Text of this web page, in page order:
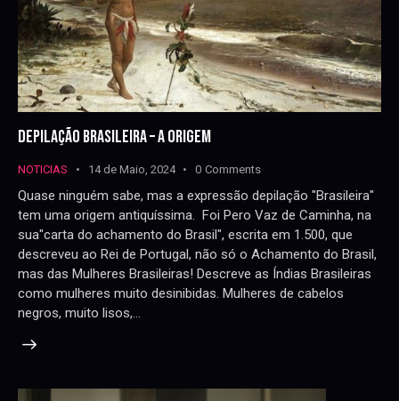
DEPILAÇÃO BRASILEIRA – A ORIGEM
NOTICIAS 14 de Maio, 2024 0 Comments
Quase ninguém sabe, mas a expressão depilação "Brasileira"
tem uma origem antiquíssima. Foi Pero Vaz de Caminha, na
sua"carta do achamento do Brasil", escrita em 1.500, que
descreveu ao Rei de Portugal, não só o Achamento do Brasil,
mas das Mulheres Brasileiras! Descreve as Índias Brasileiras
como mulheres muito desinibidas. Mulheres de cabelos
negros, muito lisos,…